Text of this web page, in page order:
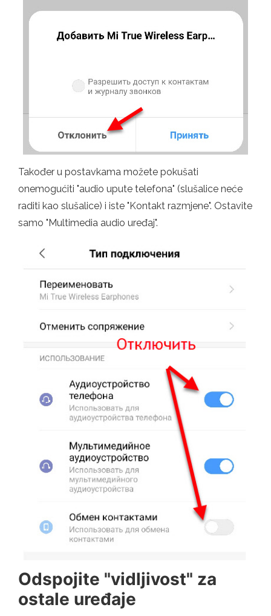
Također u postavkama možete pokušati
onemogućiti "audio upute telefona" (slušalice neće
raditi kao slušalice) i iste "Kontakt razmjene". Ostavite
samo "Multimedia audio uređaj".
Odspojite "vidljivost" za
ostale uređaje